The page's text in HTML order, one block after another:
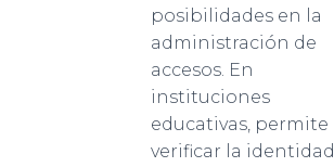
posibilidades en la
administración de
accesos. En
instituciones
educativas, permite
verificar la identidad